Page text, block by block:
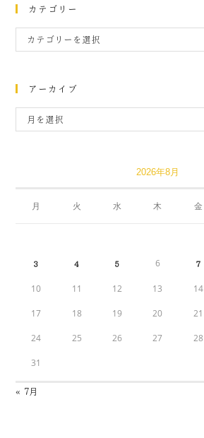
カテゴリー
カテゴリーを選択
アーカイブ
月を選択
2026年8月
月 火 水 木 金
3 4 5 6 7
10 11 12 13 14
17 18 19 20 21
24 25 26 27 28
31
« 7月